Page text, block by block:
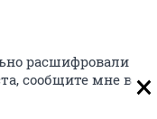
расшифровали
сообщите мне в